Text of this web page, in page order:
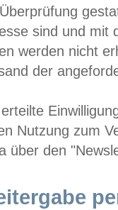
sind und mit
werden nicht
der
Nutzung zum
über den